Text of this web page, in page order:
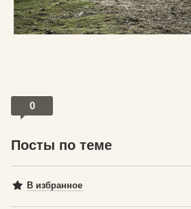
0
Посты по теме
В избранное